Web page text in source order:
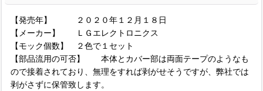
【発売年】 ２０２０年１２月１８日
【メーカー】 ＬＧエレクトロニクス
【モック個数】 ２色で１セット
【部品流用の可否】 本体とカバー部は両面テープのようなも
ので接着されており、無理をすれば剥がせそうですが、弊社では
剥がさずに保管致します。